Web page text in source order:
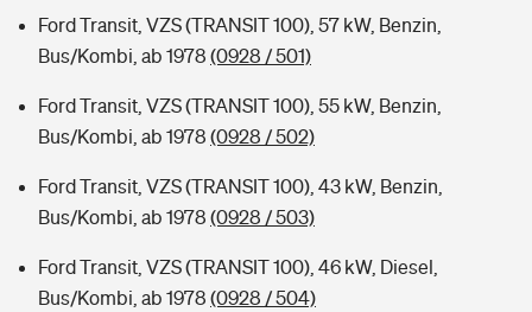
Ford Transit, VZS (TRANSIT 100), 57 kW, Benzin,
Bus/Kombi, ab 1978 (0928 / 501)
Ford Transit, VZS (TRANSIT 100), 55 kW, Benzin,
Bus/Kombi, ab 1978 (0928 / 502)
Ford Transit, VZS (TRANSIT 100), 43 kW, Benzin,
Bus/Kombi, ab 1978 (0928 / 503)
Ford Transit, VZS (TRANSIT 100), 46 kW, Diesel,
Bus/Kombi, ab 1978 (0928 / 504)